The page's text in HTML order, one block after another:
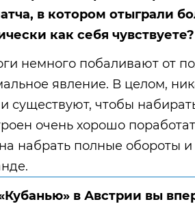
в котором отыграли
как себя чувствуете?
немного побаливают от
явление. В целом,
и существуют, чтобы
очень хорошо
набрать полные обороты
в Австрии вы